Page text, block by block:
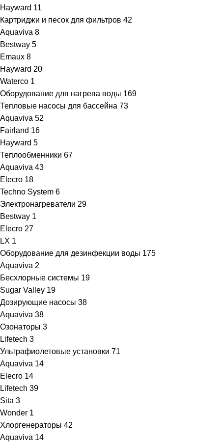
Hayward 11
Картриджи и песок для фильтров 42
Aquaviva 8
Bestway 5
Emaux 8
Hayward 20
Waterco 1
Оборудование для нагрева воды 169
Тепловые насосы для бассейна 73
Aquaviva 52
Fairland 16
Hayward 5
Теплообменники 67
Aquaviva 43
Elecro 18
Techno System 6
Электронагреватели 29
Bestway 1
Elecro 27
LX 1
Оборудование для дезинфекции воды 175
Aquaviva 2
Бесхлорные системы 19
Sugar Valley 19
Дозирующие насосы 38
Aquaviva 38
Озонаторы 3
Lifetech 3
Ультрафиолетовые установки 71
Aquaviva 14
Elecro 14
Lifetech 39
Sita 3
Wonder 1
Хлоргенераторы 42
Aquaviva 14